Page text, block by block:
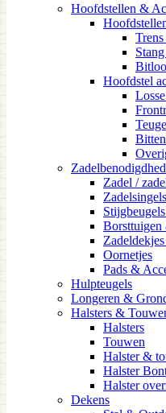
Hoofdstellen &
Hoofdstel
Bitten
Zadel /
Zadelsingels
Oornetjes
Pads &
Hulpteugels
Longeren &
Halsters &
Halsters
Touwen
Halster &
Halster
Halster
Dekens